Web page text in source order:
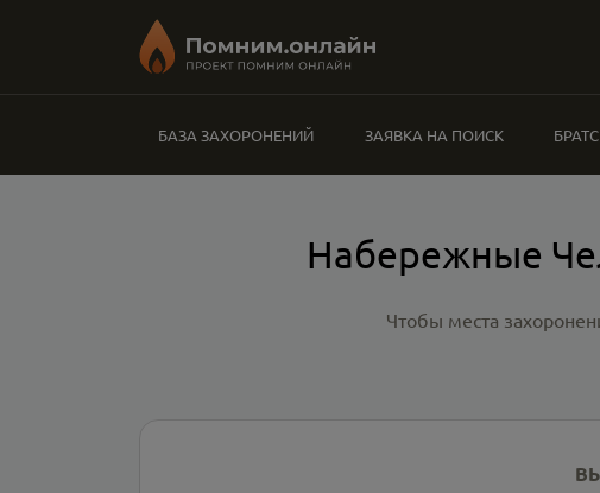
БАЗА ЗАХОРОНЕНИЙ ЗАЯВКА НА ПОИСК
Набережные
Чтобы места